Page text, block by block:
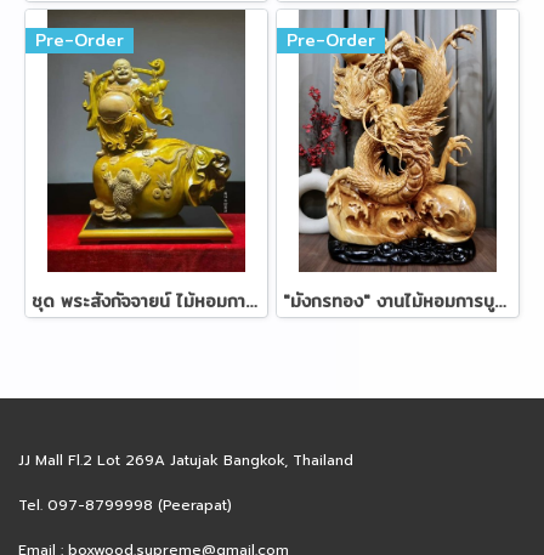
Pre-Order
ชุด พระสังกัจจายน์ ไม้หอมการบูร 72 ซม.
Pre-Order
"มังกรทอง" งานไม้หอมการบูร 88 ซม.
JJ Mall Fl.2 Lot 269A Jatujak Bangkok, Thailand
Tel. 097-8799998 (Peerapat)
Email : boxwood.supreme@gmail.com